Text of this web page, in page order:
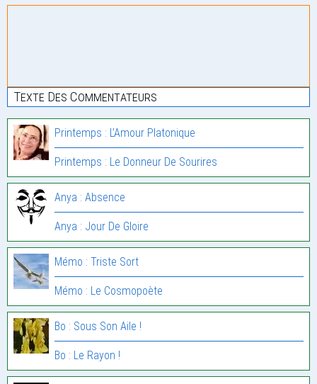
Texte Des Commentateurs
Printemps : L’Amour Platonique
Printemps : Le Donneur De Sourires
Anya : Absence
Anya : Jour De Gloire
Mémo : Triste Sort
Mémo : Le Cosmopoète
Bo : Sous Son Aile !
Bo : Le Rayon !